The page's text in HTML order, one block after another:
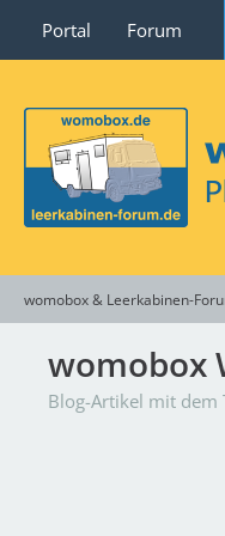
Portal Forum
womobox & Leerkabinen-
womobox
Blog-Artikel mit dem